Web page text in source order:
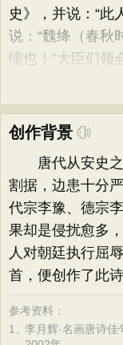
史》，并说：“此
说：“魏绛（春秋
懦也！”大臣们领
创作背景
唐代从安史之
割据，边患十分
代宗李豫、德宗
果却是侵扰愈多
人对朝廷执行屈
首，便创作了此诗
参考资料：
1、李月辉·名画唐诗佳